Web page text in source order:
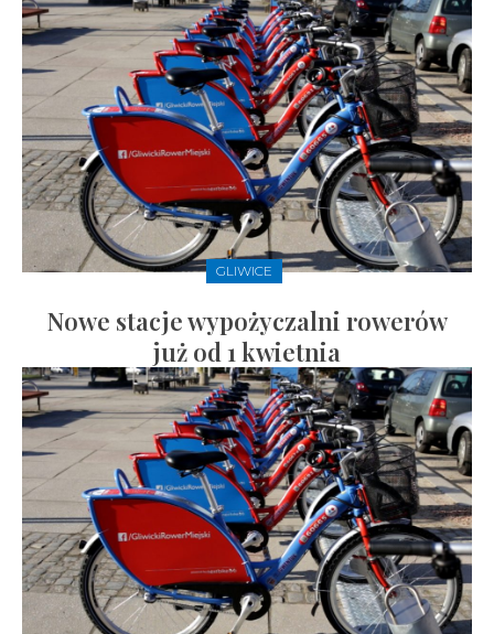
GLIWICE
Nowe stacje wypożyczalni rowerów
już od 1 kwietnia